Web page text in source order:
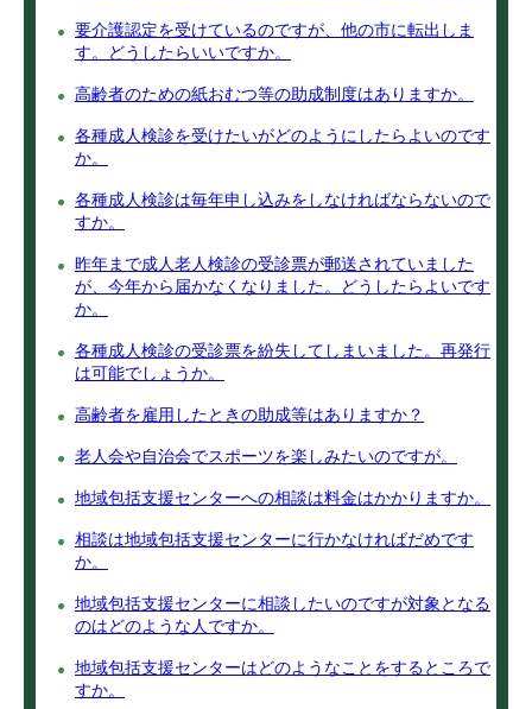
要介護認定を受けているのですが、他の市に転出しま
す。どうしたらいいですか。
高齢者のための紙おむつ等の助成制度はありますか。
各種成人検診を受けたいがどのようにしたらよいのです
か。
各種成人検診は毎年申し込みをしなければならないので
すか。
昨年まで成人老人検診の受診票が郵送されていました
が、今年から届かなくなりました。どうしたらよいです
か。
各種成人検診の受診票を紛失してしまいました。再発行
は可能でしょうか。
高齢者を雇用したときの助成等はありますか？
老人会や自治会でスポーツを楽しみたいのですが。
地域包括支援センターへの相談は料金はかかりますか。
相談は地域包括支援センターに行かなければだめです
か。
地域包括支援センターに相談したいのですが対象となる
のはどのような人ですか。
地域包括支援センターはどのようなことをするところで
すか。